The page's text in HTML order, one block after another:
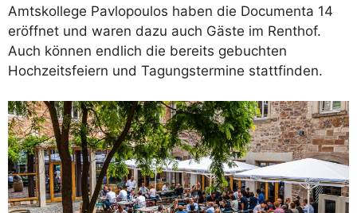
Amtskollege Pavlopoulos haben die Documenta 14
eröffnet und waren dazu auch Gäste im Renthof.
Auch können endlich die bereits gebuchten
Hochzeitsfeiern und Tagungstermine stattfinden.